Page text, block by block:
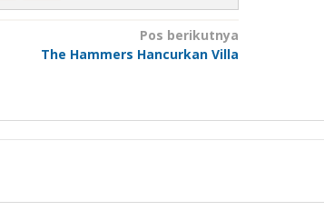
Pos berikutnya
The Hammers Hancurkan Villa